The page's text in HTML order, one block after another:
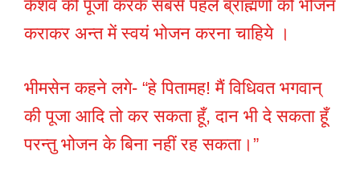
केशव की पूजा करके सबसे पहले ब्राह्मणों को भोजन
कराकर अन्त में स्वयं भोजन करना चाहिये ।
भीमसेन कहने लगे- “हे पितामह! मैं विधिवत भगवान्
की पूजा आदि तो कर सकता हूँ, दान भी दे सकता हूँ
परन्तु भोजन के बिना नहीं रह सकता।”